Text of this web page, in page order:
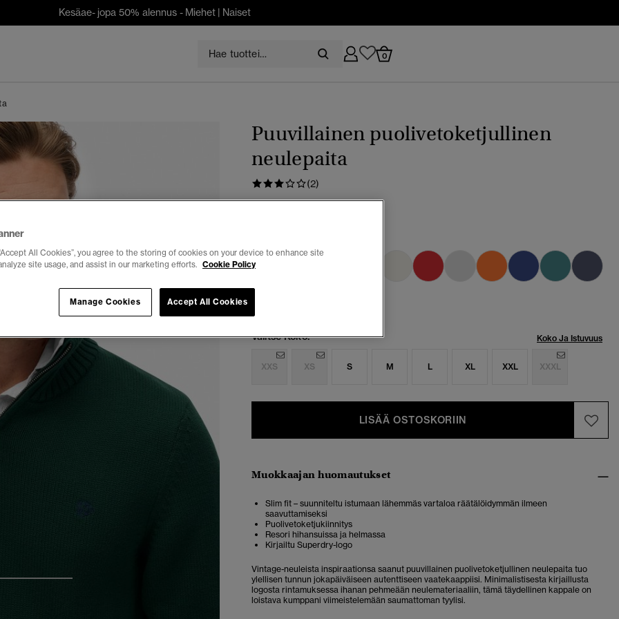
Kesäae- jopa 50% alennus - Miehet | Naiset
0
Puuvillainen puolivetoketjullinen
neulepaita
(2)
valittu
Valitse Koko: Koko Ja Istuvuus
XXS XS S M L XL XXL XXXL
LISÄÄ OSTOSKORIIN
Muokkaajan huomautukset
Slim fit – suunniteltu istumaan lähemmäs vartaloa räätälöidymmän ilmeen
saavuttamiseksi
Puolivetoketjukiinnitys
Resori hihansuissa ja helmassa
Kirjailtu Superdry-logo
Vintage-neuleista inspiraationsa saanut puuvillainen puolivetoketjullinen neulepaita tuo
ylellisen tunnun jokapäiväiseen autenttiseen vaatekaappiisi. Minimalistisesta kirjaillusta
logosta rintamuksessa ihanan pehmeään neulemateriaaliin, tämä täydellinen kappale on
loistava kumppani viimeistelemään saumattoman tyylisi.
All Cookies”, you agree to the storing of cookies on your device to enhance site
site usage, and assist in our marketing efforts. Cookie Policy
Accept All Cookies
Manage Cookies